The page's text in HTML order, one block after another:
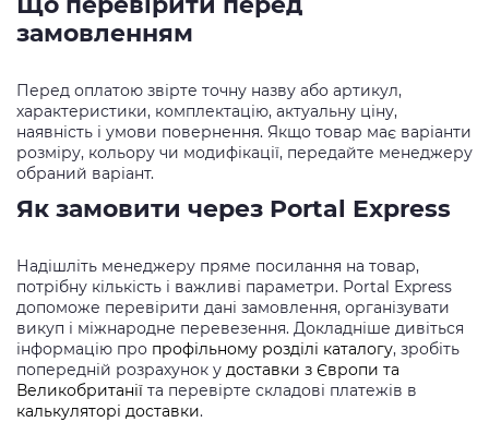
замовленням
Перед оплатою звірте точну назву або артикул,
характеристики, комплектацію, актуальну ціну,
наявність і умови повернення. Якщо товар має варіанти
розміру, кольору чи модифікації, передайте менеджеру
обраний варіант.
Як замовити через Portal Express
Надішліть менеджеру пряме посилання на товар,
потрібну кількість і важливі параметри. Portal Express
допоможе перевірити дані замовлення, організувати
викуп і міжнародне перевезення. Докладніше дивіться
інформацію про профільному розділі каталогу, зробіть
попередній розрахунок у доставки з Європи та
Великобританії та перевірте складові платежів в
калькуляторі доставки.